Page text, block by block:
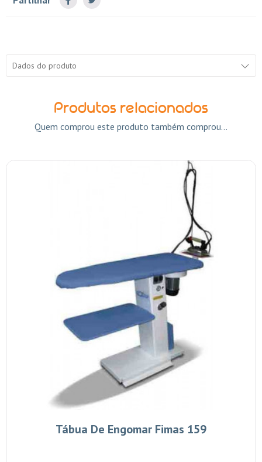
Dados do produto
Produtos relacionados
Quem comprou este produto também comprou...
Tábua De Engomar Fimas 159